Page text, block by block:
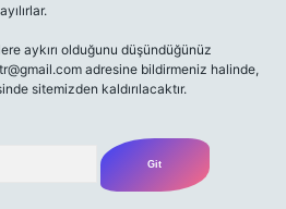
aykırı olduğunu düşündüğünüz
adresine bildirmeniz halinde,
sitemizden kaldırılacaktır.